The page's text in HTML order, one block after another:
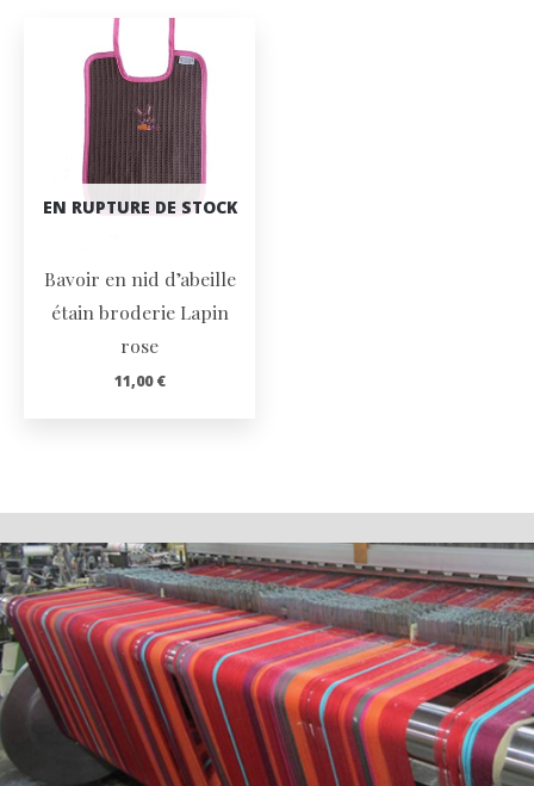
EN RUPTURE DE STOCK
Bavoir en nid d’abeille
étain broderie Lapin
rose
11,00€